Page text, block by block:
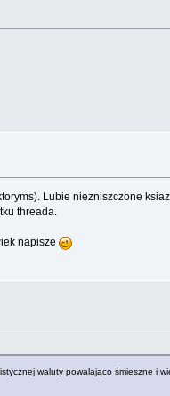
Lubie niezniszczone
threada.
napisze
waluty powalająco śmieszne i